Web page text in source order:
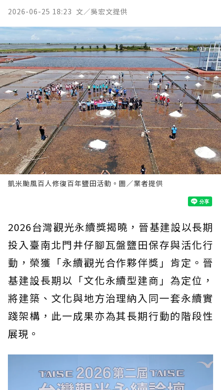
2026-06-25 18:23 文／吳宏文提供
凱米颱風百人修復百年鹽田活動。圖／業者提供
2026台灣觀光永續獎揭曉，晉基建設以長期
投入臺南北門井仔腳瓦盤鹽田保存與活化行
動，榮獲「永續觀光合作夥伴獎」肯定。晉
基建設長期以「文化永續型建商」為定位，
將建築、文化與地方治理納入同一套永續實
踐架構，此一成果亦為其長期行動的階段性
展現。